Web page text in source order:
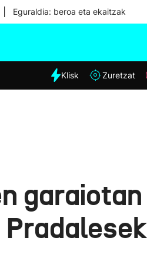
Eguraldia: beroa eta ekaitzak
Eguraldia
Klisk Zuretzat
garaiotan